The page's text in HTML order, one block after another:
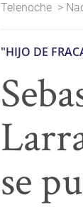
Telenoche >
"HIJO DE
se